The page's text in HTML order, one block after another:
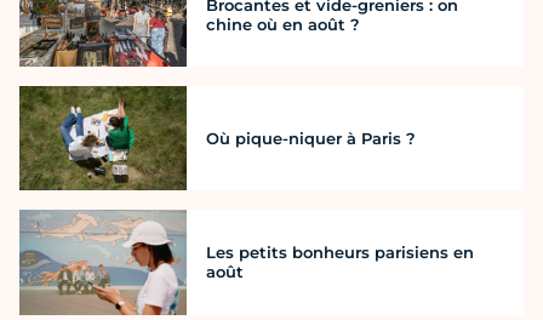
Brocantes et vide-greniers : on
chine où en août ?
Où pique-niquer à Paris ?
Les petits bonheurs parisiens en
août